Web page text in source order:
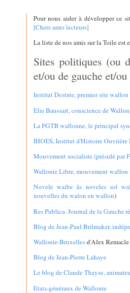
Pour nous aider à développer ce
[Chers amis lecteurs]
La liste de nos amis sur la Toile
Sites politiques (ou
et/ou de gauche et/
Institut Destrée, premier site
Elie Baussart, conscience de
La FGTB wallonne, le principal
IHOES, Institut d'Histoire Ouvrière
Mouvement socialiste (présidé par
Wallonie Libre, mouvement wallon
Novele waibe ås noveles sol
nouvelles du walon en wallon)
Res Publica. Journal de la Gauche
Blog de Jean-Paul Brilmaker,
Wallonie-Bruxellesd'Alex Remacle
Blog de Jean-Pierre Lahaye
Le blog de Claude Thayse,
Etats-généraux de Wallonie